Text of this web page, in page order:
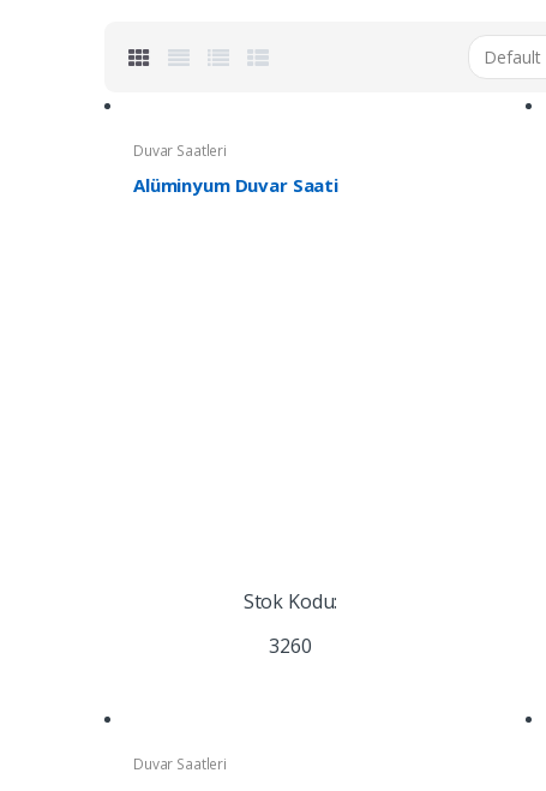
Duvar Saatleri
Alüminyum Duvar Saati
Stok Kodu:
3260
Duvar Saatleri